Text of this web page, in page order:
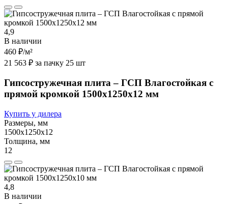
4,9
В наличии
460 ₽/м²
21 563 ₽ за пачку 25 шт
Гипсостружечная плита – ГСП Влагостойкая с
прямой кромкой 1500х1250х12 мм
Купить у дилера
Размеры, мм
1500х1250х12
Толщина, мм
12
4,8
В наличии